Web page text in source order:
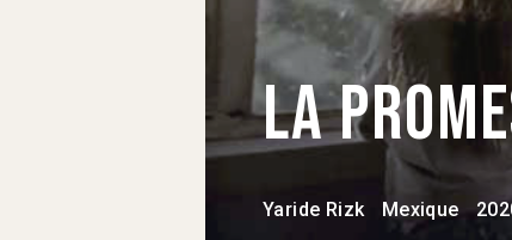
La
Yaride Rizk Mexique